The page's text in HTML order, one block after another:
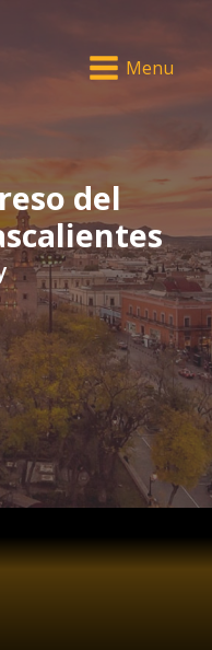
Menu
del